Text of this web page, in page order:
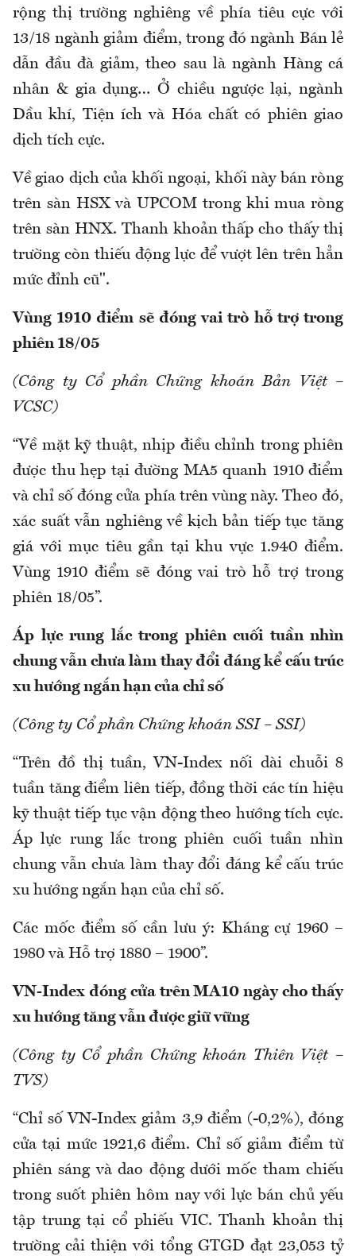
rộng thị trường nghiêng về phía tiêu cực với
13/18 ngành giảm điểm, trong đó ngành Bán lẻ
dẫn đầu đà giảm, theo sau là ngành Hàng cá
nhân & gia dụng… Ở chiều ngược lại, ngành
Dầu khí, Tiện ích và Hóa chất có phiên giao
dịch tích cực.
Về giao dịch của khối ngoại, khối này bán ròng
trên sàn HSX và UPCOM trong khi mua ròng
trên sàn HNX. Thanh khoản thấp cho thấy thị
trường còn thiếu động lực để vượt lên trên hẳn
mức đỉnh cũ".
Vùng 1910 điểm sẽ đóng vai trò hỗ trợ trong
phiên 18/05
(Công ty Cổ phần Chứng khoán Bản Việt –
VCSC)
“Về mặt kỹ thuật, nhịp điều chỉnh trong phiên
được thu hẹp tại đường MA5 quanh 1910 điểm
và chỉ số đóng cửa phía trên vùng này. Theo đó,
xác suất vẫn nghiêng về kịch bản tiếp tục tăng
giá với mục tiêu gần tại khu vực 1.940 điểm.
Vùng 1910 điểm sẽ đóng vai trò hỗ trợ trong
phiên 18/05”.
Áp lực rung lắc trong phiên cuối tuần nhìn
chung vẫn chưa làm thay đổi đáng kể cấu trúc
xu hướng ngắn hạn của chỉ số
(Công ty Cổ phần Chứng khoán SSI – SSI)
“Trên đồ thị tuần, VN-Index nối dài chuỗi 8
tuần tăng điểm liên tiếp, đồng thời các tín hiệu
kỹ thuật tiếp tục vận động theo hướng tích cực.
Áp lực rung lắc trong phiên cuối tuần nhìn
chung vẫn chưa làm thay đổi đáng kể cấu trúc
xu hướng ngắn hạn của chỉ số.
Các mốc điểm số cần lưu ý: Kháng cự 1960 –
1980 và Hỗ trợ 1880 – 1900”.
VN-Index đóng cửa trên MA10 ngày cho thấy
xu hướng tăng vẫn được giữ vững
(Công ty Cổ phần Chứng khoán Thiên Việt –
TVS)
“Chỉ số VN-Index giảm 3,9 điểm (-0,2%), đóng
cửa tại mức 1921,6 điểm. Chỉ số giảm điểm từ
phiên sáng và dao động dưới mốc tham chiếu
trong suốt phiên hôm nay với lực bán chủ yếu
tập trung tại cổ phiếu VIC. Thanh khoản thị
trường cải thiện với tổng GTGD đạt 23,053 tỷ